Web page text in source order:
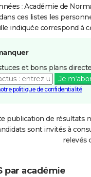
: Académie de
ces listes les
indiquée correspond à
et bons plans
Je
politique de confidentialité
publication de résultats
sont invités à
relevés
par académie